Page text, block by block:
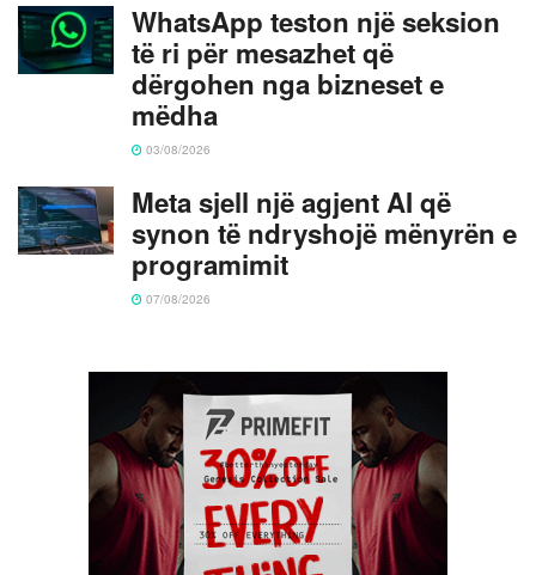
WhatsApp teston një seksion
të ri për mesazhet që
dërgohen nga bizneset e
mëdha
03/08/2026
Meta sjell një agjent AI që
synon të ndryshojë mënyrën e
programimit
07/08/2026